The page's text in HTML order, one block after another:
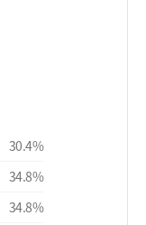
30.4%
34.8%
34.8%